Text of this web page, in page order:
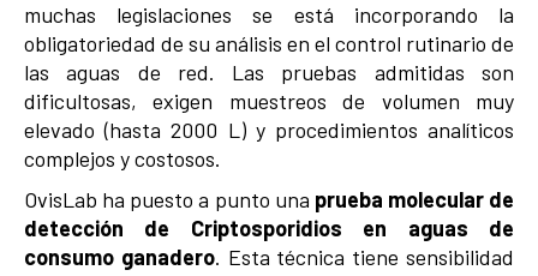
muchas legislaciones se está incorporando la
obligatoriedad de su análisis en el control rutinario de
las aguas de red. Las pruebas admitidas son
dificultosas, exigen muestreos de volumen muy
elevado (hasta 2000 L) y procedimientos analíticos
complejos y costosos.
OvisLab ha puesto a punto una prueba molecular de
detección de Criptosporidios en aguas de
consumo ganadero. Esta técnica tiene sensibilidad